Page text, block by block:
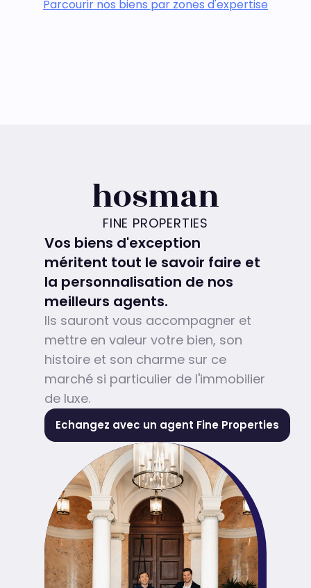
Parcourir nos biens par zones d'expertise
hosman
FINE PROPERTIES
Vos biens d'exception
méritent tout le savoir faire et
la personnalisation de nos
meilleurs agents.
Ils sauront vous accompagner et
mettre en valeur votre bien, son
histoire et son charme sur ce
marché si particulier de l'immobilier
de luxe.
Echangez avec un agent Fine Properties